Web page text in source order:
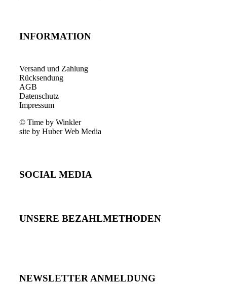
INFORMATION
Versand und Zahlung
Rücksendung
AGB
Datenschutz
Impressum
© Time by Winkler
site by Huber Web Media
SOCIAL MEDIA
UNSERE BEZAHLMETHODEN
NEWSLETTER ANMELDUNG